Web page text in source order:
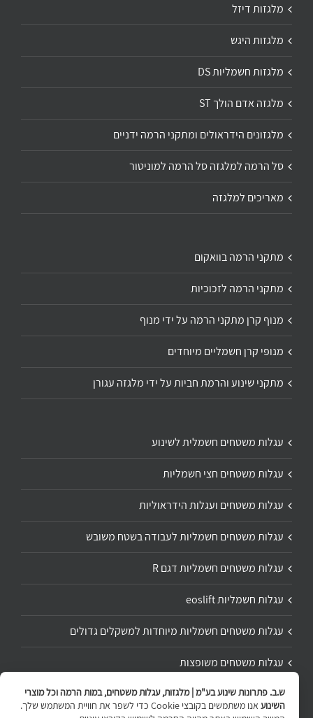
מלגזות דיזל
מלגזות היגש
מלגזות חשמליות DS
מלגזה אדם הולך ST
מלגזונים הידראולים ומתקני הרמה ידניים
סל הרמה למלגזה סל הרמה למוניטור
מאריכים למלגזה
מתקני הרמה בוואקום
מתקני הרמה לזכוכיות
מנוף קרן מתקני הרמה על ידי מנוף
מנופי קרן חשמליים מיוחדים
מתקני שינוע והרמת חביות על ידי מלגזה עגורן
עגלות משטחים חשמלית לשינוע
עגלות משטחים חצי חשמליות
עגלות משטחים ועגלות הידראוליות
עגלות משטחים חשמליות לעבודה בשטח משובש
עגלות משטחים חשמליות דגם R
עגלות חשמליות eoslift
עגלות משטחים חשמליות מיוחדות למשקלים גדולים
עגלות משטחים משופצות
תיקון ושיפוץ עגלת משטחים
ש.ב. פתרונות שינוע בע"מ | מלגזות, עגלות משטחים, במות הרמה וכל מוצרי
השינוע
אנו משתמשים בקובצי Cookie כדי לשפר את חוויית המשתמש שלך.